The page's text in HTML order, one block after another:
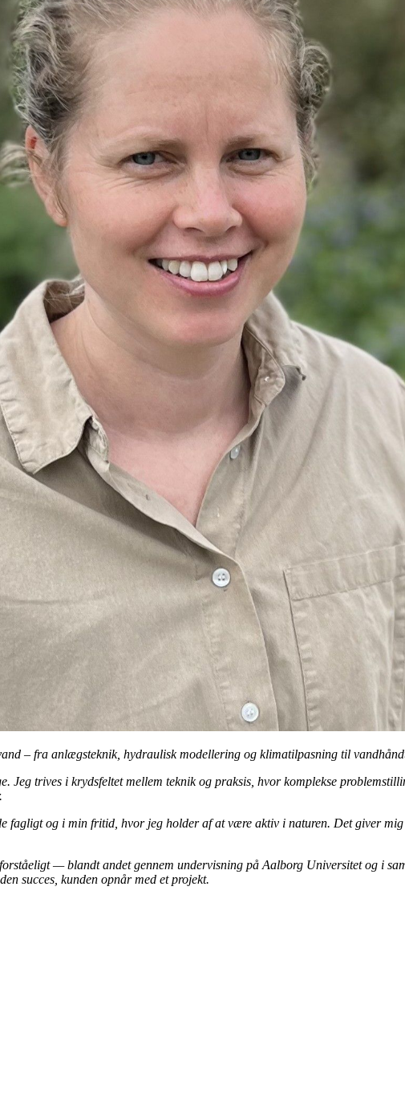
– fra anlægsteknik, hydraulisk modellering og klimatilpasning til
trives i krydsfeltet mellem teknik og praksis, hvor komplekse
fagligt og i min fritid, hvor jeg holder af at være aktiv i naturen. Det giver
— blandt andet gennem undervisning på Aalborg Universitet og i
succes, kunden opnår med et projekt.